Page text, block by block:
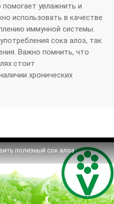
увлажнить и
использовать в качестве
иммунной системы.
сока алоэ, так
Важно помнить, что
стоит
хронических
полезный сок алоэ